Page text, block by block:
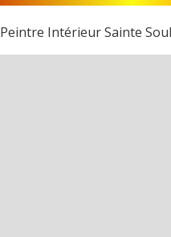
Peintre Intérieur Sainte